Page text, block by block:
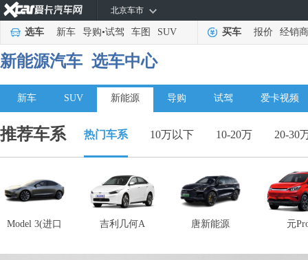
北京车市
选车 新车 导购•试驾 车图 SUV 买车 报价 经销商
新能源汽车 选车中心
新车 SUV 新能源 导购 试驾 爱卡视频
推荐车系 热门车系 10万以下 10-20万 20-30
Model 3(进口 吉利几何A 唐新能源 元